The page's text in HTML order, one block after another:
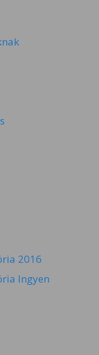
2016
Ingyen